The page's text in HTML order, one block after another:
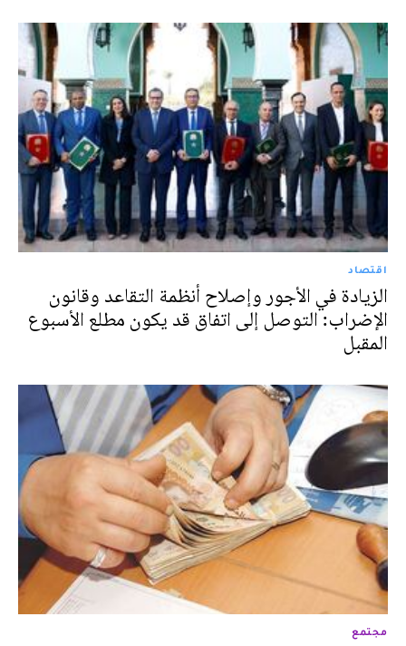
اقتصاد
الزيادة في الأجور وإصلاح أنظمة التقاعد وقانون
الإضراب: التوصل إلى اتفاق قد يكون مطلع الأسبوع
المقبل
مجتمع